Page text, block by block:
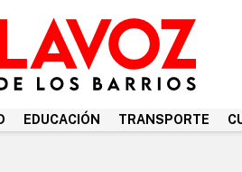
EDUCACIÓN TRANSPORTE